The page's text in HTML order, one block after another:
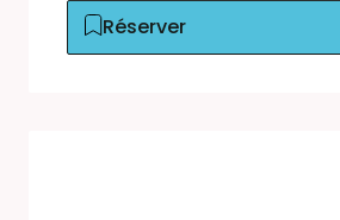
Réserver